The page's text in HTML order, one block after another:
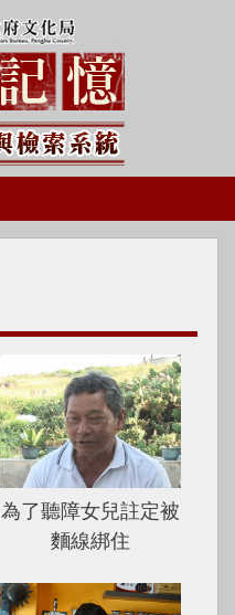
為了聽障女兒註定被
麵線綁住